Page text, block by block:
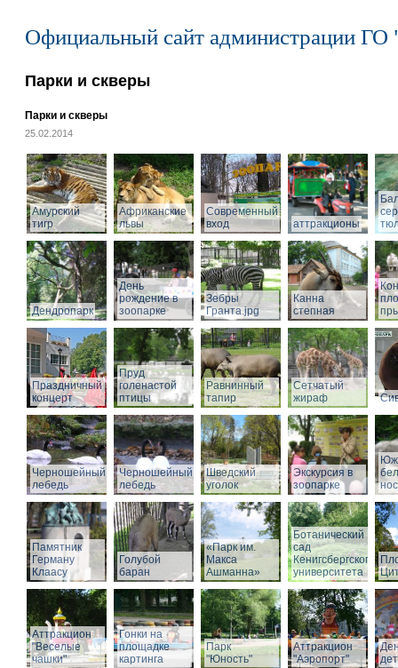
Официальный сайт администрации ГО
Парки и скверы
Парки и скверы
25.02.2014
Амурский
тигр
Африканские
львы
Современный
вход
аттракционы
Дендропарк
День
рождение в
зоопарке
Зебры
Гранта.jpg
Канна
степная
Праздничный
концерт
Пруд
голенастой
птицы
Равнинный
тапир
Сетчатый
жираф
Черношейный
лебедь
Черношейный
лебедь
Шведский
уголок
Экскурсия в
зоопарке
Памятник
Герману
Клаасу
Голубой
баран
«Парк им.
Макса
Ашманна»
Ботанический
сад
Кенигсбергского
университета
Аттракцион
"Веселые
чашки"
Гонки на
площадке
картинга
Парк
"Юность"
Аттракцион
"Аэропорт"